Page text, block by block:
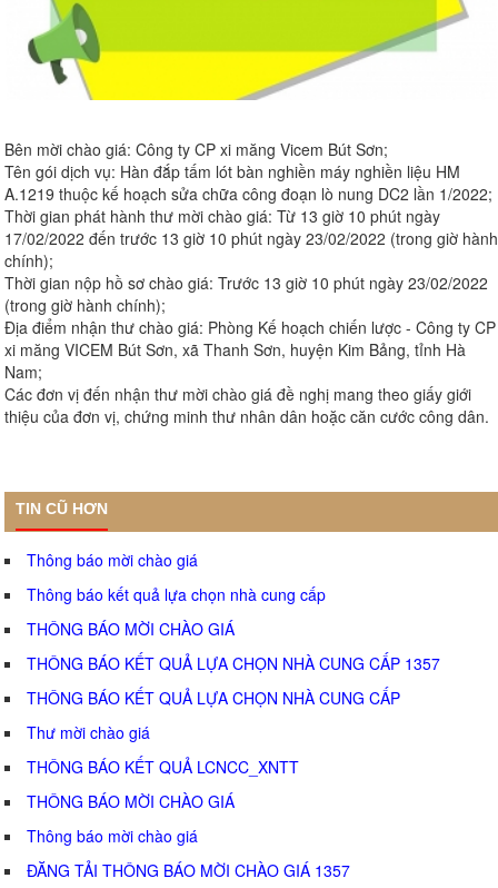
Bên mời chào giá: Công ty CP xi măng Vicem Bút Sơn;
Tên gói dịch vụ: Hàn đắp tấm lót bàn nghiền máy nghiền liệu HM
A.1219 thuộc kế hoạch sửa chữa công đoạn lò nung DC2 lần 1/2022;
Thời gian phát hành thư mời chào giá: Từ 13 giờ 10 phút ngày
17/02/2022 đến trước 13 giờ 10 phút ngày 23/02/2022 (trong giờ hành
chính);
Thời gian nộp hồ sơ chào giá: Trước 13 giờ 10 phút ngày 23/02/2022
(trong giờ hành chính);
Địa điểm nhận thư chào giá: Phòng Kế hoạch chiến lược - Công ty CP
xi măng VICEM Bút Sơn, xã Thanh Sơn, huyện Kim Bảng, tỉnh Hà
Nam;
Các đơn vị đến nhận thư mời chào giá đề nghị mang theo giấy giới
thiệu của đơn vị, chứng minh thư nhân dân hoặc căn cước công dân.
TIN CŨ HƠN
Thông báo mời chào giá
Thông báo kết quả lựa chọn nhà cung cấp
THÔNG BÁO MỜI CHÀO GIÁ
THÔNG BÁO KẾT QUẢ LỰA CHỌN NHÀ CUNG CẤP 1357
THÔNG BÁO KẾT QUẢ LỰA CHỌN NHÀ CUNG CẤP
Thư mời chào giá
THÔNG BÁO KẾT QUẢ LCNCC_XNTT
THÔNG BÁO MỜI CHÀO GIÁ
Thông báo mời chào giá
ĐĂNG TẢI THÔNG BÁO MỜI CHÀO GIÁ 1357